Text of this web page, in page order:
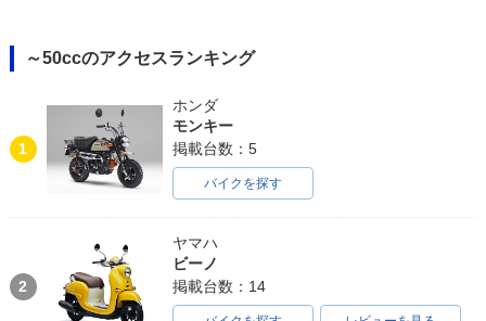
～50ccのアクセスランキング
1
ホンダ
モンキー
掲載台数：5
バイクを探す
2
ヤマハ
ビーノ
掲載台数：14